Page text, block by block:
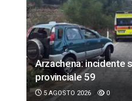
Arzachena: incidente
provinciale 59
5 AGOSTO 2026 0